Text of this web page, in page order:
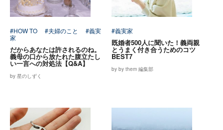
#HOW TO #夫婦のこと
#義実
家
だからあなたは許されるのね。
義母の口から放たれた腹立たし
い一言への対処法【Q&A】
by 星のしずく
#義実家
既婚者500人に聞いた！義両親
とうまく付き合うためのコツ
BEST7
by by them 編集部